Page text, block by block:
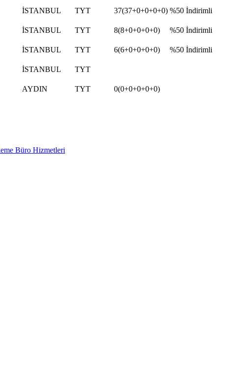
İSTANBUL TYT 37(37+0+0+0+0) %50 İndirimli
İSTANBUL TYT 8(8+0+0+0+0)
%50 İndirimli
İSTANBUL TYT 6(6+0+0+0+0)
%50 İndirimli
İSTANBUL
TYT
AYDIN TYT
0(0+0+0+0+0)
Büro Hizmetleri